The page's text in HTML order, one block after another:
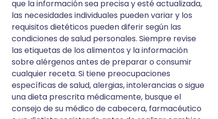
que la información sea precisa y esté actualizada,
las necesidades individuales pueden variar y los
requisitos dietéticos pueden diferir según las
condiciones de salud personales. Siempre revise
las etiquetas de los alimentos y la información
sobre alérgenos antes de preparar o consumir
cualquier receta. Si tiene preocupaciones
específicas de salud, alergias, intolerancias o sigue
una dieta prescrita médicamente, busque el
consejo de su médico de cabecera, farmacéutico